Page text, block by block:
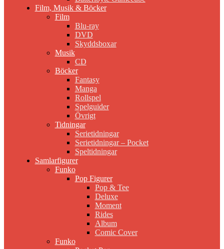
Film, Musik & Böcker
Film
Blu-ray
DVD
Skyddsboxar
Musik
CD
Böcker
Fantasy
Manga
Rollspel
Spelguider
Övrigt
Tidningar
Serietidningar
Serietidningar – Pocket
Speltidningar
Samlarfigurer
Funko
Pop Figurer
Pop & Tee
Deluxe
Moment
Rides
Album
Comic Cover
Funko